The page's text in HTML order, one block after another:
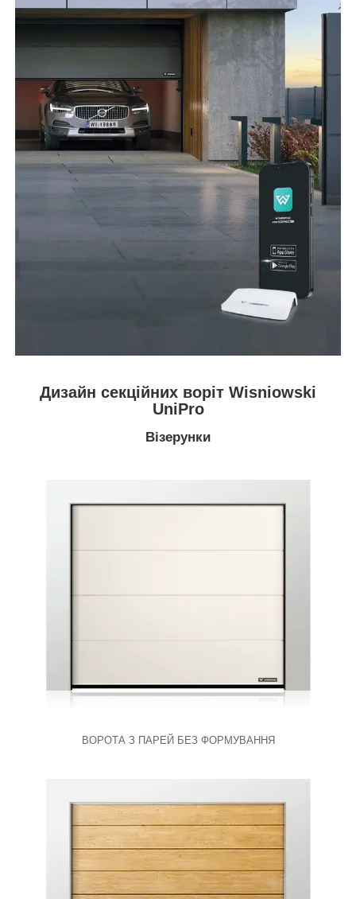
Дизайн секційних воріт Wisniowski
UniPro
Візерунки
ВОРОТА З ПАРЕЙ БЕЗ ФОРМУВАННЯ